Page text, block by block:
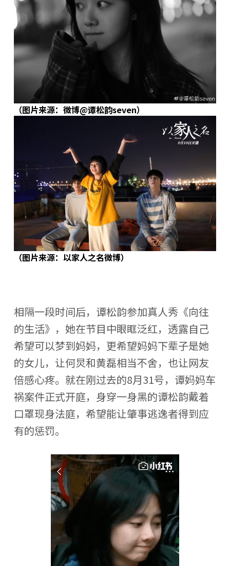
（图片来源：微博@谭松韵seven）
（图片来源：以家人之名微博）
相隔一段时间后，谭松韵参加真人秀《向往
的生活》，她在节目中眼眶泛红，透露自己
希望可以梦到妈妈，更希望妈妈下辈子是她
的女儿，让何炅和黄磊相当不舍，也让网友
倍感心疼。就在刚过去的8月31号，谭妈妈车
祸案件正式开庭，身穿一身黑的谭松韵戴着
口罩现身法庭，希望能让肇事逃逸者得到应
有的惩罚。